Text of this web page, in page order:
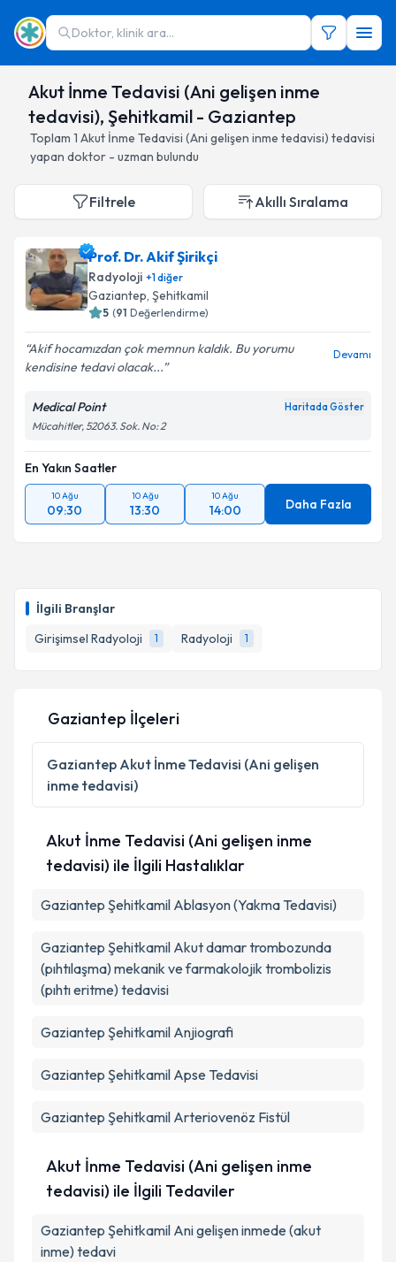
Doktor, klinik ara...
Akut İnme Tedavisi (Ani gelişen inme
tedavisi), Şehitkamil - Gaziantep
Toplam 1 Akut İnme Tedavisi (Ani gelişen inme tedavisi) tedavisi
yapan doktor - uzman bulundu
İlgili Branşlar
Girişimsel Radyoloji
1 Radyoloji 1
Filtrele Akıllı Sıralama
Prof. Dr. Akif Şirikçi
Radyoloji +1diğer
Gaziantep, Şehitkamil
5 (91 Değerlendirme)
Akif hocamızdan çok memnun kaldık. Bu yorumu
kendisine tedavi olacak...
Devamı
Medical Point Haritada Göster
Mücahitler, 52063. Sok. No: 2
En Yakın Saatler
10 Ağu
09:30
10 Ağu
13:30
10 Ağu
14:00 Daha Fazla
Gaziantep İlçeleri
Gaziantep Akut İnme Tedavisi (Ani gelişen
inme tedavisi)
Akut İnme Tedavisi (Ani gelişen inme
tedavisi) ile İlgili Hastalıklar
Gaziantep Şehitkamil Ablasyon (Yakma Tedavisi)
Gaziantep Şehitkamil Akut damar trombozunda
(pıhtılaşma) mekanik ve farmakolojik trombolizis
(pıhtı eritme) tedavisi
Gaziantep Şehitkamil Anjiografi
Gaziantep Şehitkamil Apse Tedavisi
Gaziantep Şehitkamil Arteriovenöz Fistül
Akut İnme Tedavisi (Ani gelişen inme
tedavisi) ile İlgili Tedaviler
Gaziantep Şehitkamil Ani gelişen inmede (akut
inme) tedavi